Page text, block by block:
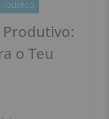
o Teu